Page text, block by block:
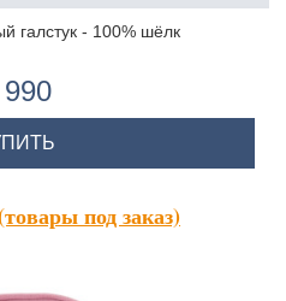
галстук - 100% шёлк
под заказ)